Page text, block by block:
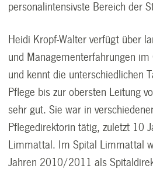
personalintensivste Bereich der
Heidi Kropf-Walter verfügt über
und Managementerfahrungen im
und kennt die unterschiedlichen
Pflege bis zur obersten Leitung
sehr gut. Sie war in
Pflegedirektorin tätig, zuletzt 10
Limmattal. Im Spital Limmattal
Jahren 2010/2011 als